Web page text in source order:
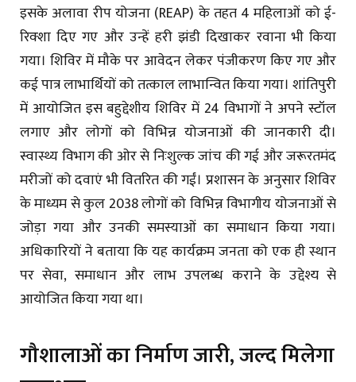
इसके अलावा रीप योजना (REAP) के तहत 4 महिलाओं को ई-
रिक्शा दिए गए और उन्हें हरी झंडी दिखाकर रवाना भी किया
गया। शिविर में मौके पर आवेदन लेकर पंजीकरण किए गए और
कई पात्र लाभार्थियों को तत्काल लाभान्वित किया गया। शांतिपुरी
में आयोजित इस बहुद्देशीय शिविर में 24 विभागों ने अपने स्टॉल
लगाए और लोगों को विभिन्न योजनाओं की जानकारी दी।
स्वास्थ्य विभाग की ओर से निःशुल्क जांच की गई और जरूरतमंद
मरीजों को दवाएं भी वितरित की गईं। प्रशासन के अनुसार शिविर
के माध्यम से कुल 2038 लोगों को विभिन्न विभागीय योजनाओं से
जोड़ा गया और उनकी समस्याओं का समाधान किया गया।
अधिकारियों ने बताया कि यह कार्यक्रम जनता को एक ही स्थान
पर सेवा, समाधान और लाभ उपलब्ध कराने के उद्देश्य से
आयोजित किया गया था।
गौशालाओं का निर्माण जारी, जल्द मिलेगा